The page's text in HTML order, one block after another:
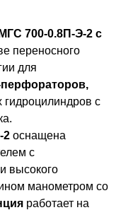
700-0.8П-Э-2 с
переносного
для
перфораторов,
гидроцилиндров с
2 оснащена
с
высокого
манометром со
работает на